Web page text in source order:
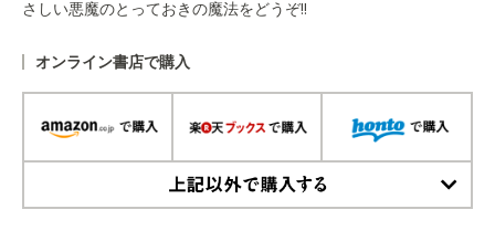
さしい悪魔のとっておきの魔法をどうぞ!!
オンライン書店で購入